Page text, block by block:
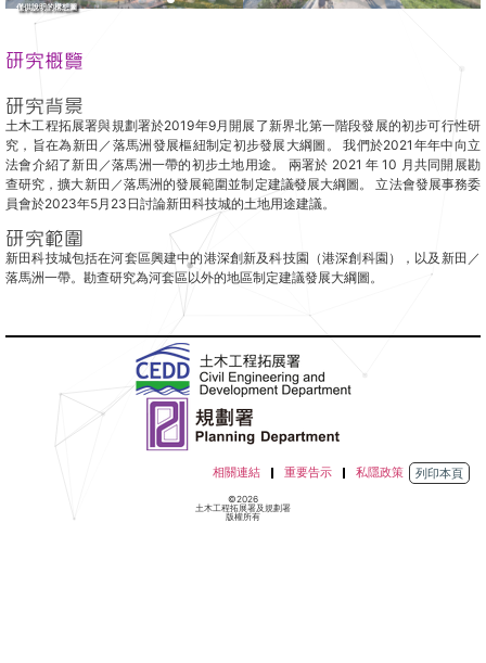
僅供說明的構想圖
研究概覽
研究背景
土木工程拓展署與規劃署於2019年9月開展了新界北第一階段發展的初步可行性研
究，旨在為新田／落馬洲發展樞紐制定初步發展大綱圖。 我們於2021年年中向立
法會介紹了新田／落馬洲一帶的初步土地用途。 兩署於 2021 年 10 月共同開展勘
查研究，擴大新田／落馬洲的發展範圍並制定建議發展大綱圖。 立法會發展事務委
員會於2023年5月23日討論新田科技城的土地用途建議。
研究範圍
新田科技城包括在河套區興建中的港深創新及科技園（港深創科園），以及新田／
落馬洲一帶。勘查研究為河套區以外的地區制定建議發展大綱圖。
相關連結 重要告示 私隱政策 列印本頁
©2026
土木工程拓展署及規劃署
版權所有